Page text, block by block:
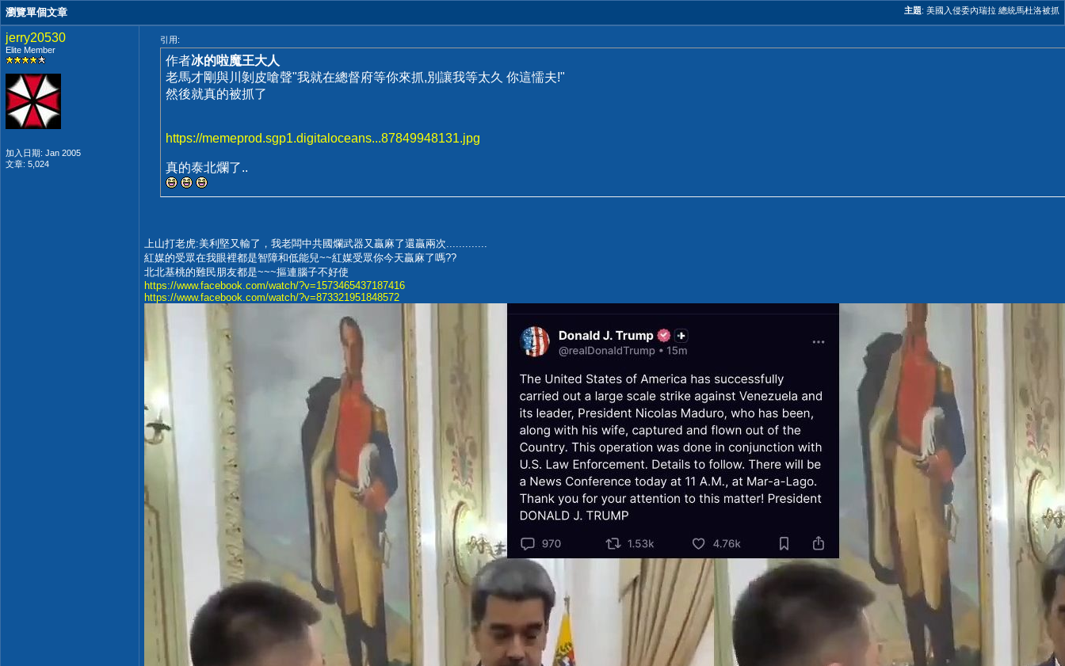
主題: 美國入侵委內瑞拉 總統馬杜洛被抓
瀏覽單個文章
jerry20530
Elite Member
加入日期: Jan 2005
文章: 5,024
引用:
作者冰的啦魔王大人
老馬才剛與川剝皮嗆聲"我就在總督府等你來抓,別讓我等太久 你這懦夫!"
然後就真的被抓了
https://memeprod.sgp1.digitaloceans...87849948131.jpg
真的泰北爛了..
上山打老虎:美利堅又輸了，我老闆中共國爛武器又贏麻了還贏兩次.............
紅媒的受眾在我眼裡都是智障和低能兒~~紅媒受眾你今天贏麻了嗎??
北北基桃的難民朋友都是~~~摳連腦子不好使
https://www.facebook.com/watch/?v=1573465437187416
https://www.facebook.com/watch/?v=873321951848572